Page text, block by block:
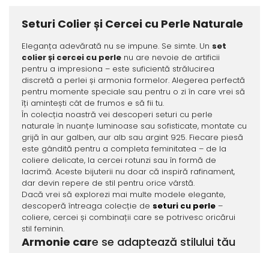
Seturi Colier și Cercei cu Perle Naturale
Eleganța adevărată nu se impune. Se simte. Un set
colier și cercei cu perlenu are nevoie de artificii
pentru a impresiona – este suficientă strălucirea
discretă a perlei și armonia formelor. Alegerea perfectă
pentru momente speciale sau pentru o zi în care vrei să
îți amintești cât de frumos e să fii tu.
În colecția noastră vei descoperi seturi cu perle
naturale în nuanțe luminoase sau sofisticate, montate cu
grijă în aur galben, aur alb sau argint 925. Fiecare piesă
este gândită pentru a completa feminitatea – de la
coliere delicate, la cercei rotunzi sau în formă de
lacrimă. Aceste bijuterii nu doar că inspiră rafinament,
dar devin repere de stil pentru orice vârstă.
Dacă vrei să explorezi mai multe modele elegante,
descoperă întreaga colecție de seturi cu perle–
coliere, cercei și combinații care se potrivesc oricărui
stil feminin.
Armonie care se adaptează stilului tău